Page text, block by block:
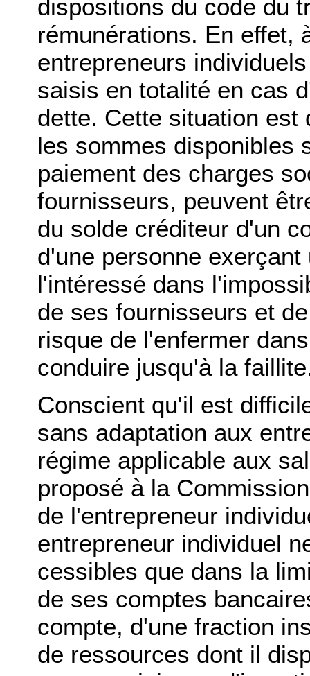
dispositions du code du
rémunérations. En effet,
entrepreneurs
saisis en totalité en cas
dette. Cette situation est
les sommes disponibles
paiement des charges
fournisseurs, peuvent
du solde créditeur d'un
d'une personne
l'intéressé dans
de ses fournisseurs et
risque de l'enfermer
conduire jusqu'à la
Conscient qu'il est
sans adaptation aux
régime applicable aux
proposé à la
de l'entrepreneur
entrepreneur individuel
cessibles que dans la
de ses comptes
compte, d'une fraction
de ressources dont il